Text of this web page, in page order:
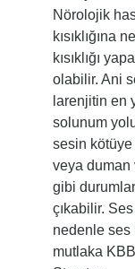
Nörolojik
kısıklığına
kısıklığı
olabilir. Ani
larenjitin en
solunum
sesin kötüye
veya duman
gibi
çıkabilir.
nedenle ses
mutlaka KBB